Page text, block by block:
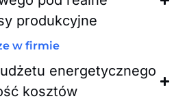
produkcyjne
w firmie
energetycznego
kosztów